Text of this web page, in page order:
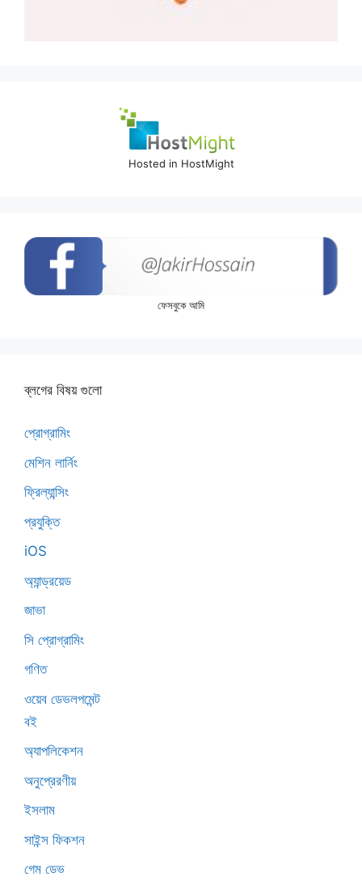
Hosted in HostMight
ফেসবুকে আমি
ব্লগের বিষয় গুলো
প্রোগ্রামিং
মেশিন লার্নিং
ফ্রিল্যান্সিং
প্রযুক্তি
iOS
অ্যান্ড্রয়েড
জাভা
সি প্রোগ্রামিং
গণিত
ওয়েব ডেভলপমেন্ট
বই
অ্যাপলিকেশন
অনুপ্রেরণীয়
ইসলাম
সাইন্স ফিকশন
গেম ডেভ